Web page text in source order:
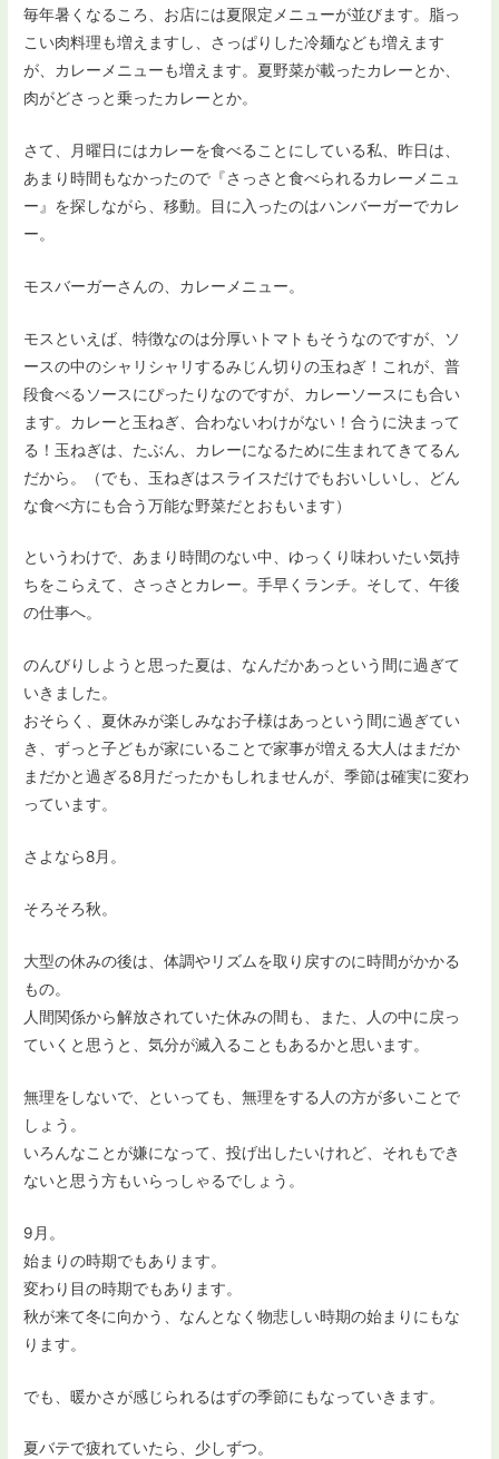
毎年暑くなるころ、お店には夏限定メニューが並びます。脂っ
こい肉料理も増えますし、さっぱりした冷麺なども増えます
が、カレーメニューも増えます。夏野菜が載ったカレーとか、
肉がどさっと乗ったカレーとか。
さて、月曜日にはカレーを食べることにしている私、昨日は、
あまり時間もなかったので『さっさと食べられるカレーメニュ
ー』を探しながら、移動。目に入ったのはハンバーガーでカレ
ー。
モスバーガーさんの、カレーメニュー。
モスといえば、特徴なのは分厚いトマトもそうなのですが、ソ
ースの中のシャリシャリするみじん切りの玉ねぎ！これが、普
段食べるソースにぴったりなのですが、カレーソースにも合い
ます。カレーと玉ねぎ、合わないわけがない！合うに決まって
る！玉ねぎは、たぶん、カレーになるために生まれてきてるん
だから。（でも、玉ねぎはスライスだけでもおいしいし、どん
な食べ方にも合う万能な野菜だとおもいます）
というわけで、あまり時間のない中、ゆっくり味わいたい気持
ちをこらえて、さっさとカレー。手早くランチ。そして、午後
の仕事へ。
のんびりしようと思った夏は、なんだかあっという間に過ぎて
いきました。
おそらく、夏休みが楽しみなお子様はあっという間に過ぎてい
き、ずっと子どもが家にいることで家事が増える大人はまだか
まだかと過ぎる8月だったかもしれませんが、季節は確実に変わ
っています。
さよなら8月。
そろそろ秋。
大型の休みの後は、体調やリズムを取り戻すのに時間がかかる
もの。
人間関係から解放されていた休みの間も、また、人の中に戻っ
ていくと思うと、気分が滅入ることもあるかと思います。
無理をしないで、といっても、無理をする人の方が多いことで
しょう。
いろんなことが嫌になって、投げ出したいけれど、それもでき
ないと思う方もいらっしゃるでしょう。
9月。
始まりの時期でもあります。
変わり目の時期でもあります。
秋が来て冬に向かう、なんとなく物悲しい時期の始まりにもな
ります。
でも、暖かさが感じられるはずの季節にもなっていきます。
夏バテで疲れていたら、少しずつ。